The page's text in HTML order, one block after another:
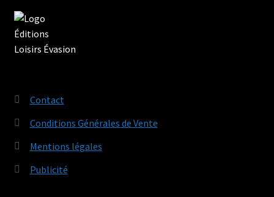
Contact
Conditions Générales de Vente
Mentions légales
Publicité